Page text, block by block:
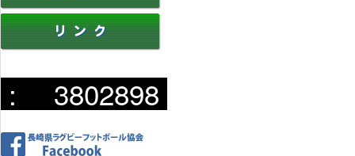
3802898
: